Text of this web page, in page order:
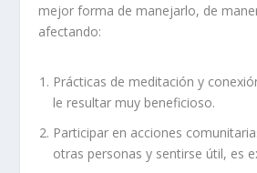
mejor forma de manejarlo, de
afectando:
Prácticas de meditación y
le resultar muy beneficioso.
Participar en acciones
otras personas y sentirse útil, es